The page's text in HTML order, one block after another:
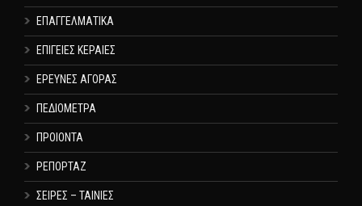
ΕΠΑΓΓΕΛΜΑΤΙΚΑ
ΕΠΙΓΕΙΕΣ ΚΕΡΑΙΕΣ
ΕΡΕΥΝΕΣ ΑΓΟΡΑΣ
ΠΕΔΙΟΜΕΤΡΑ
ΠΡΟΙΟΝΤΑ
ΡΕΠΟΡΤΑΖ
ΣΕΙΡΕΣ – ΤΑΙΝΙΕΣ